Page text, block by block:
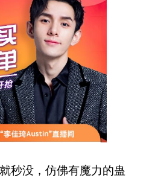
秒没，仿佛有魔力的蛊